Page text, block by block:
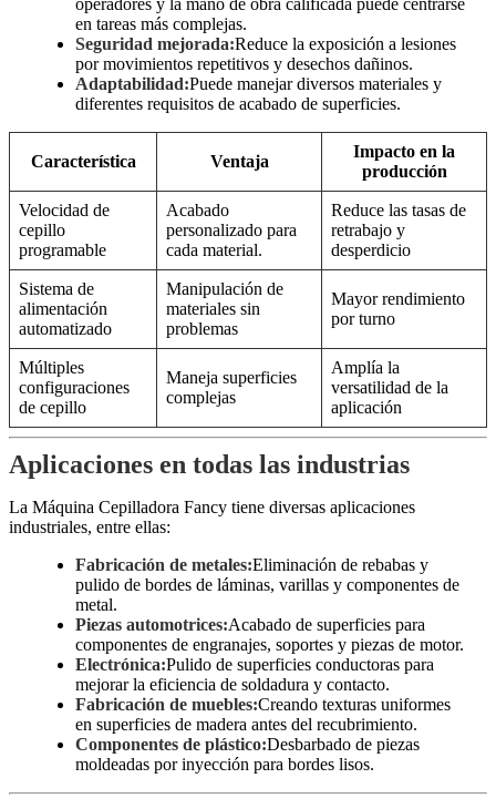
en tareas más complejas.
Seguridad mejorada:Reduce la exposición a lesiones
por movimientos repetitivos y desechos dañinos.
Adaptabilidad:Puede manejar diversos materiales y
diferentes requisitos de acabado de superficies.
Característica Ventaja
Impacto en la
producción
Velocidad de
cepillo
programable
Acabado
personalizado para
cada material.
Reduce las tasas de
retrabajo y
desperdicio
Sistema de
alimentación
automatizado
Manipulación de
materiales sin
problemas
Mayor rendimiento
por turno
Múltiples
configuraciones
de cepillo
Maneja superficies
complejas
Amplía la
versatilidad de la
aplicación
Aplicaciones en todas las industrias
La Máquina Cepilladora Fancy tiene diversas aplicaciones
industriales, entre ellas:
Fabricación de metales:Eliminación de rebabas y
pulido de bordes de láminas, varillas y componentes de
metal.
Piezas automotrices:Acabado de superficies para
componentes de engranajes, soportes y piezas de motor.
Electrónica:Pulido de superficies conductoras para
mejorar la eficiencia de soldadura y contacto.
Fabricación de muebles:Creando texturas uniformes
en superficies de madera antes del recubrimiento.
Componentes de plástico:Desbarbado de piezas
moldeadas por inyección para bordes lisos.